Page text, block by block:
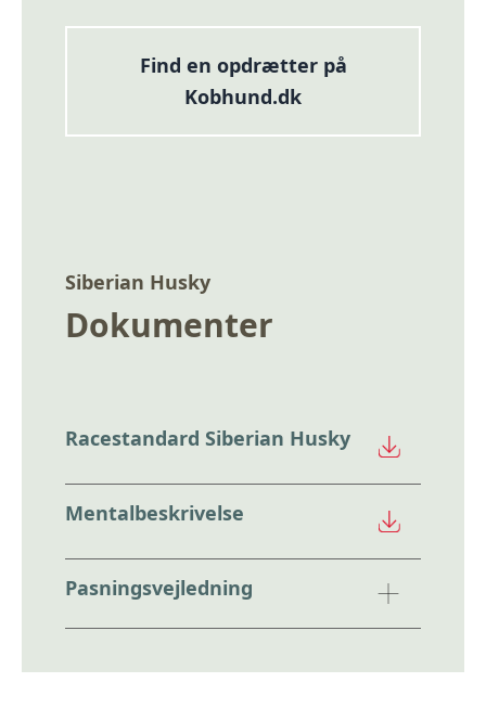
Find en opdrætter på
Kobhund.dk
Siberian Husky
Dokumenter
Racestandard Siberian Husky
Mentalbeskrivelse
Pasningsvejledning